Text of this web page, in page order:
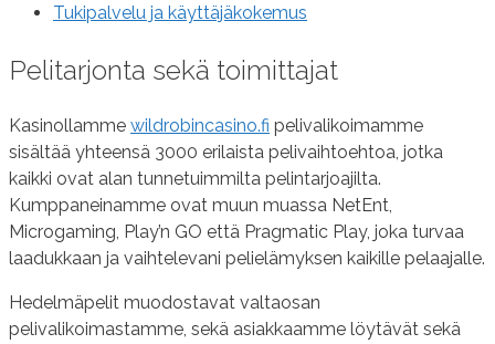
Tukipalvelu ja käyttäjäkokemus
Pelitarjonta sekä toimittajat
Kasinollamme wildrobincasino.fi pelivalikoimamme
sisältää yhteensä 3000 erilaista pelivaihtoehtoa, jotka
kaikki ovat alan tunnetuimmilta pelintarjoajilta.
Kumppaneinamme ovat muun muassa NetEnt,
Microgaming, Play’n GO että Pragmatic Play, joka turvaa
laadukkaan ja vaihtelevani pelielämyksen kaikille pelaajalle.
Hedelmäpelit muodostavat valtaosan
pelivalikoimastamme, sekä asiakkaamme löytävät sekä